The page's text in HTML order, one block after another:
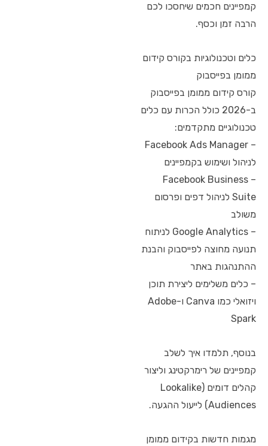
קמפיינים חכמים שיחסכו לכם
הרבה זמן וכסף.
כלים וטכנולוגיות בקורס קידום
ממומן בפייסבוק
קורס קידום ממומן בפייסבוק
ב-2026 כולל הכרות עם כלים
טכנולוגיים מתקדמים:
– Facebook Ads Manager
לניהול ושימוש בקמפיינים
– Facebook Business
Suite לניהול דפים ופרסום
משולב
– Google Analytics לניתוח
תנועה מחוצה לפייסבוק והבנת
ההתנהגות באתר
– כלים משלימים ליצירת תוכן
ויזואלי כמו Canva ו-Adobe
Spark
בנוסף, תלמדו איך לשלב
קמפיינים של רימרקטינג וליצור
קהלים דומים (Lookalike
Audiences) לייעול ההגעה.
מגמות חדשות בקידום ממומן